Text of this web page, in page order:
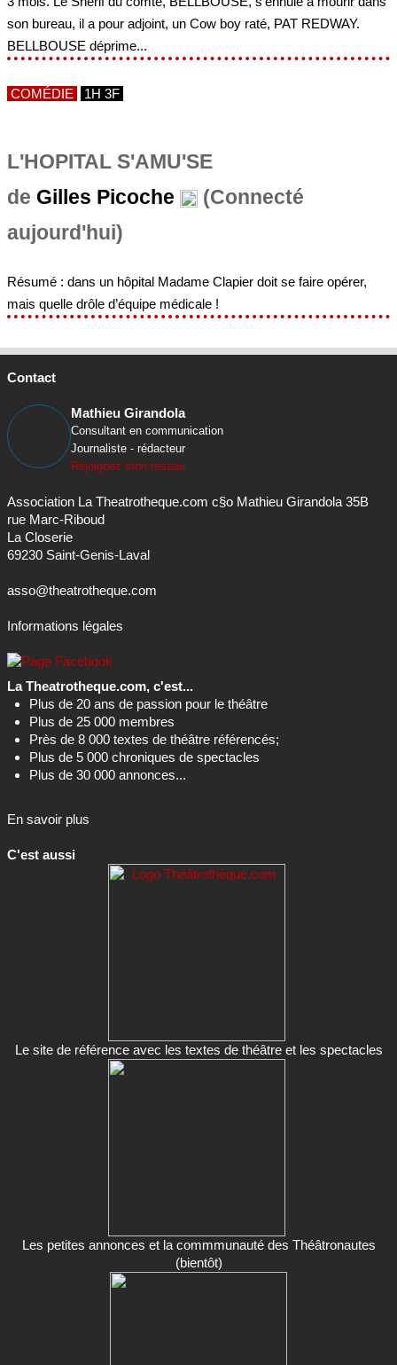
son bureau, il a pour adjoint, un Cow boy raté, PAT REDWAY.
BELLBOUSE déprime...
COMÉDIE 1H 3F
L'HOPITAL S'AMU'SE
de Gilles Picoche
(Connecté
aujourd'hui)
Résumé : dans un hôpital Madame Clapier doit se faire opérer,
mais quelle drôle d’équipe médicale !
Contact
Mathieu Girandola
Consultant en communication
Journaliste - rédacteur
Rejoignez mon réseau
Association La Theatrotheque.com c§o Mathieu Girandola 35B
rue Marc-Riboud
La Closerie
69230 Saint-Genis-Laval
asso@theatrotheque.com
Informations légales
La Theatrotheque.com, c'est...
Plus de 20 ans de passion pour le théâtre
Plus de 25 000 membres
Près de 8 000 textes de théâtre référencés;
Plus de 5 000 chroniques de spectacles
Plus de 30 000 annonces...
En savoir plus
C'est aussi
Le site de référence avec les textes de théâtre et les spectacles
Les petites annonces et la commmunauté des Théâtronautes
(bientôt)